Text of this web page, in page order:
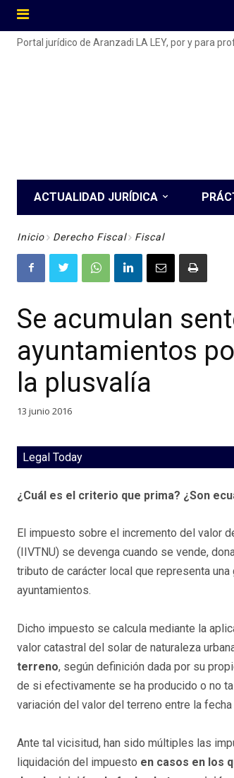
Portal jurídico de Aranzadi LA LEY, por y para
ACTUALIDAD JURÍDICA
Inicio Derecho Fiscal Fiscal
Se acumulan
ayuntamientos
la plusvalía
13 junio 2016
Legal Today
¿Cuál es el criterio que prima? ¿Son
El impuesto sobre el incremento del valor
(IIVTNU) se devenga cuando se vende,
tributo de carácter local que representa
ayuntamientos.
Dicho impuesto se calcula mediante la
valor catastral del solar de naturaleza
terreno, según definición dada por su
de si efectivamente se ha producido o no
variación del valor del terreno entre la
Ante tal vicisitud, han sido múltiples las
liquidación del impuesto en casos en los